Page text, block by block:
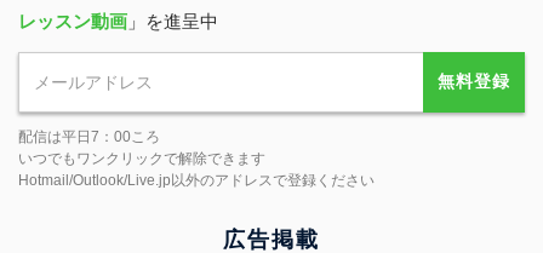
レッスン動画 」を進呈中
無料登録
配信は平日7：00ころ
いつでもワンクリックで解除できます
Hotmail/Outlook/Live.jp以外のアドレスで登録ください
広告掲載